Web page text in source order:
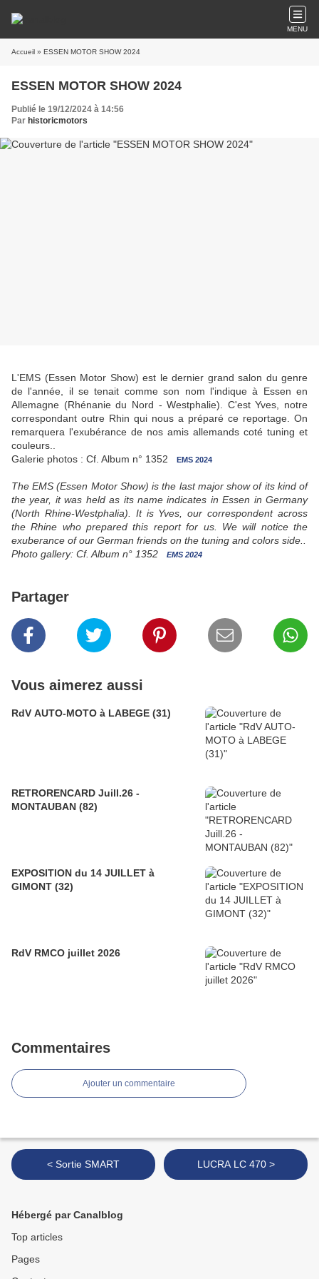
MENU
Accueil » ESSEN MOTOR SHOW 2024
ESSEN MOTOR SHOW 2024
Publié le 19/12/2024 à 14:56
Par historicmotors
L'EMS (Essen Motor Show) est le dernier grand salon du genre
de l'année, il se tenait comme son nom l'indique à Essen en
Allemagne (Rhénanie du Nord - Westphalie). C'est Yves, notre
correspondant outre Rhin qui nous a préparé ce reportage. On
remarquera l'exubérance de nos amis allemands coté tuning et
couleurs..
Galerie photos : Cf. Album n° 1352
EMS 2024
The EMS (Essen Motor Show) is the last major show of its kind of
the year, it was held as its name indicates in Essen in Germany
(North Rhine-Westphalia).
It is Yves, our correspondent across
the Rhine who prepared this report for us.
We will notice the
exuberance of our German friends on the tuning and colors side..
Photo gallery: Cf. Album n° 1352
EMS 2024
Partager
Vous aimerez aussi
RdV AUTO-MOTO à LABEGE (31)
RETRORENCARD Juill.26 -
MONTAUBAN (82)
EXPOSITION du 14 JUILLET à
GIMONT (32)
RdV RMCO juillet 2026
Commentaires
Ajouter un commentaire
< Sortie SMART LUCRA LC 470 >
Hébergé par Canalblog
Top articles
Pages